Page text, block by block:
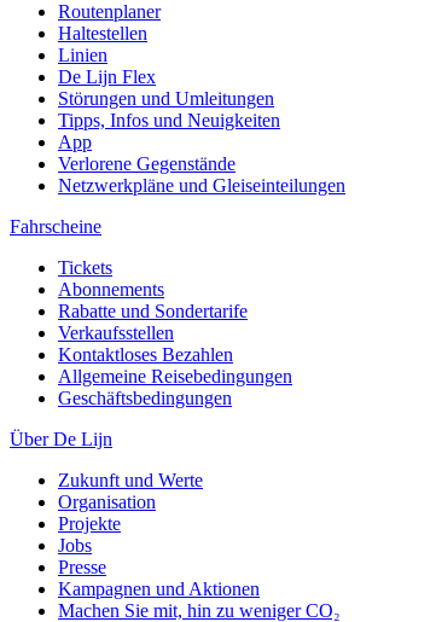
Routenplaner
Haltestellen
Linien
De Lijn Flex
Störungen und Umleitungen
Tipps, Infos und Neuigkeiten
App
Verlorene Gegenstände
Netzwerkpläne und Gleiseinteilungen
Fahrscheine
Tickets
Abonnements
Rabatte und Sondertarife
Verkaufsstellen
Kontaktloses Bezahlen
Allgemeine Reisebedingungen
Geschäftsbedingungen
Über De Lijn
Zukunft und Werte
Organisation
Projekte
Jobs
Presse
Kampagnen und Aktionen
Machen Sie mit, hin zu weniger CO₂